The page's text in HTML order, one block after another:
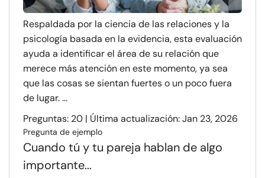
Respaldada por la ciencia de las relaciones y la
psicología basada en la evidencia, esta evaluación
ayuda a identificar el área de su relación que
merece más atención en este momento, ya sea
que las cosas se sientan fuertes o un poco fuera
de lugar. ...
Preguntas: 20 | Última actualización: Jan 23, 2026
Pregunta de ejemplo
Cuando tú y tu pareja hablan de algo
importante...